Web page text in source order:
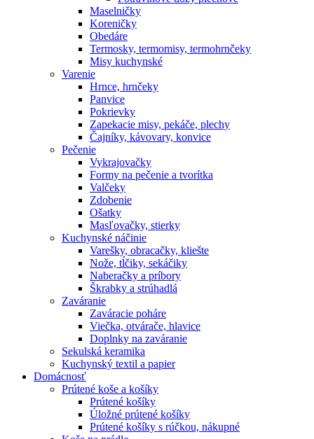
Maselničky
Koreničky
Obedáre
Termosky, termomisy, termohrnčeky
Misy kuchynské
Varenie
Hrnce, hrnčeky
Panvice
Pokrievky
Zapekacie misy, pekáče, plechy
Čajníky, kávovary, konvice
Pečenie
Vykrajovačky
Formy na pečenie a tvorítka
Valčeky
Zdobenie
Ošatky
Masľovačky, stierky
Kuchynské náčinie
Varešky, obracačky, kliešte
Nože, tĺčiky, sekáčiky
Naberačky a príbory
Škrabky a strúhadlá
Zaváranie
Zaváracie poháre
Viečka, otvárače, hlavice
Doplnky na zaváranie
Sekulská keramika
Kuchynský textil a papier
Domácnosť
Prútené koše a košíky
Prútené košíky
Úložné prútené košíky
Prútené košíky s rúčkou, nákupné